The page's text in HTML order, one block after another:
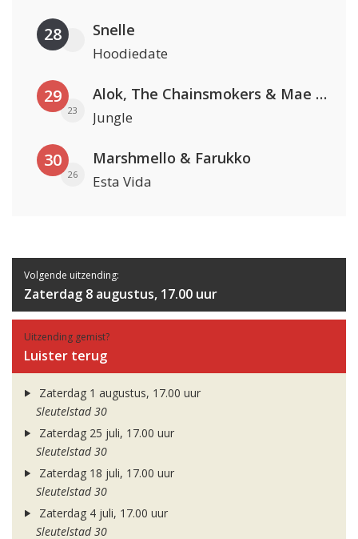
28 Snelle
Hoodiedate
29
23
Alok, The Chainsmokers & Mae Stephens
Jungle
30
26
Marshmello & Farukko
Esta Vida
Volgende uitzending:
Zaterdag 8 augustus, 17.00 uur
Uitzending gemist?
Luister terug
Zaterdag 1 augustus, 17.00 uur
Sleutelstad 30
Zaterdag 25 juli, 17.00 uur
Sleutelstad 30
Zaterdag 18 juli, 17.00 uur
Sleutelstad 30
Zaterdag 4 juli, 17.00 uur
Sleutelstad 30